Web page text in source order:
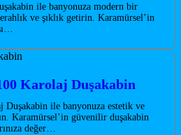
ile banyonuza modern bir
ve şıklık getirin. Karamürsel’in
Karolaj Duşakabin
ile banyonuza estetik ve
Karamürsel’in güvenilir duşakabin
değer…